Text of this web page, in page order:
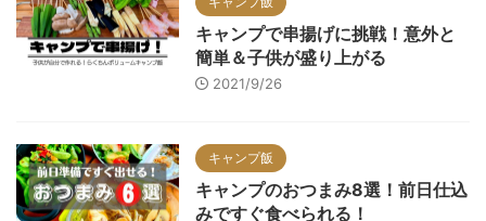
キャンプで串揚げに挑戦！意外と
簡単＆子供が盛り上がる
2021/9/26
キャンプ飯
キャンプのおつまみ8選！前日仕込
みですぐ食べられる！